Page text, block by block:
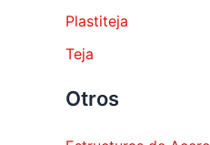
Plastiteja
Teja
Otros